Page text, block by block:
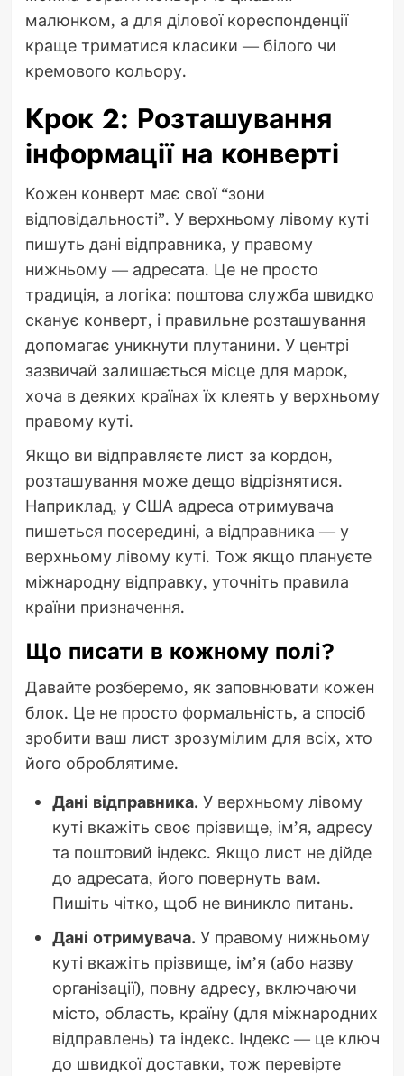
малюнком, а для ділової кореспонденції
краще триматися класики — білого чи
кремового кольору.
Крок 2: Розташування
інформації на конверті
Кожен конверт має свої “зони
відповідальності”. У верхньому лівому куті
пишуть дані відправника, у правому
нижньому — адресата. Це не просто
традиція, а логіка: поштова служба швидко
сканує конверт, і правильне розташування
допомагає уникнути плутанини. У центрі
зазвичай залишається місце для марок,
хоча в деяких країнах їх клеять у верхньому
правому куті.
Якщо ви відправляєте лист за кордон,
розташування може дещо відрізнятися.
Наприклад, у США адреса отримувача
пишеться посередині, а відправника — у
верхньому лівому куті. Тож якщо плануєте
міжнародну відправку, уточніть правила
країни призначення.
Що писати в кожному полі?
Давайте розберемо, як заповнювати кожен
блок. Це не просто формальність, а спосіб
зробити ваш лист зрозумілим для всіх, хто
його оброблятиме.
Дані відправника. У верхньому лівому
куті вкажіть своє прізвище, ім’я, адресу
та поштовий індекс. Якщо лист не дійде
до адресата, його повернуть вам.
Пишіть чітко, щоб не виникло питань.
Дані отримувача. У правому нижньому
куті вкажіть прізвище, ім’я (або назву
організації), повну адресу, включаючи
місто, область, країну (для міжнародних
відправлень) та індекс. Індекс — це ключ
до швидкої доставки, тож перевірте